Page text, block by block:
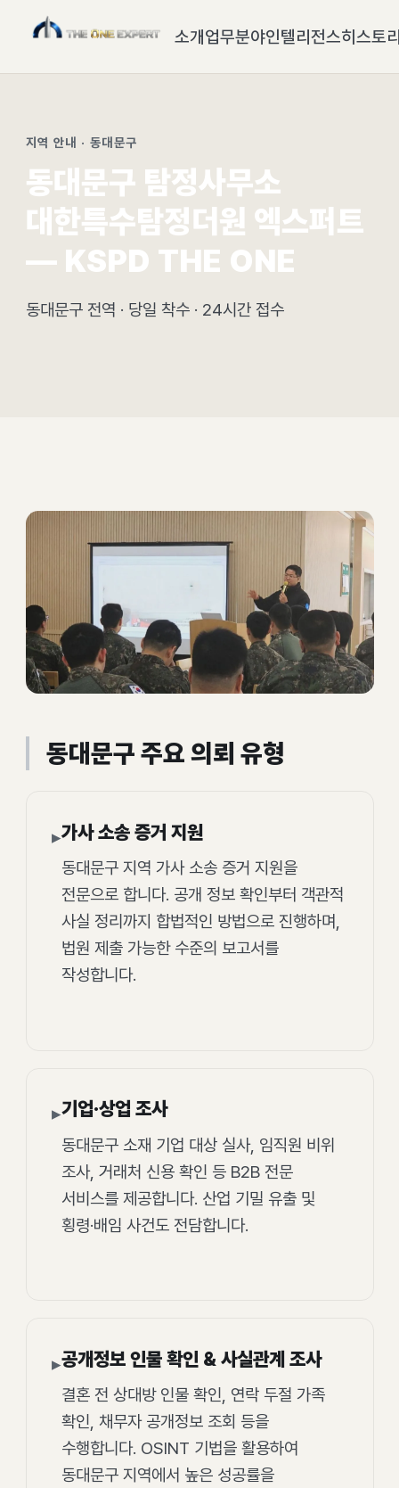
소개업무분야인텔리전스히스토
지역 안내 · 동대문구
동대문구 탐정사무소
대한특수탐정더원 엑스퍼트
— KSPD THE ONE
동대문구 전역 · 당일 착수 · 24시간 접수
동대문구 주요 의뢰 유형
▸가사 소송 증거 지원
동대문구 지역 가사 소송 증거 지원을
전문으로 합니다. 공개 정보 확인부터 객관적
사실 정리까지 합법적인 방법으로 진행하며,
법원 제출 가능한 수준의 보고서를
작성합니다.
▸기업·상업 조사
동대문구 소재 기업 대상 실사, 임직원 비위
조사, 거래처 신용 확인 등 B2B 전문
서비스를 제공합니다. 산업 기밀 유출 및
횡령·배임 사건도 전담합니다.
▸공개정보 인물 확인 & 사실관계 조사
결혼 전 상대방 인물 확인, 연락 두절 가족
확인, 채무자 공개정보 조회 등을
수행합니다. OSINT 기법을 활용하여
동대문구 지역에서 높은 성공률을